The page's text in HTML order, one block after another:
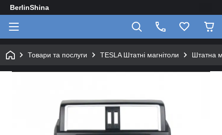
BerlinShina
Товари та послуги TESLA Штатні магнітоли Штатна